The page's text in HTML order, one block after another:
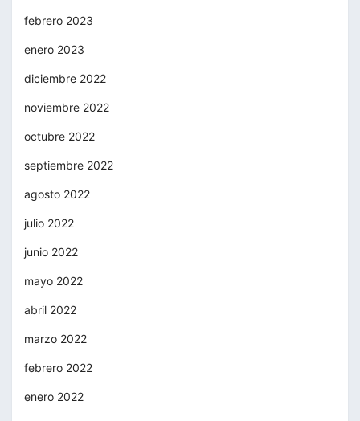
febrero 2023
enero 2023
diciembre 2022
noviembre 2022
octubre 2022
septiembre 2022
agosto 2022
julio 2022
junio 2022
mayo 2022
abril 2022
marzo 2022
febrero 2022
enero 2022